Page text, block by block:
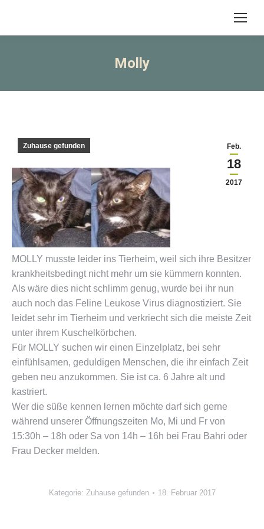
Molly
Feb.
18
2017
Zuhause gefunden
MOLLY musste leider ins Tierheim, weil sich ihre Besitzer
krankheitsbedingt nicht mehr um sie kümmern konnten.
Als wäre dies nicht schlimm genug, wurde bei ihr nun
auch noch das Feline Leukose Virus diagnostiziert. Sie
leidet sehr im Tierheim und verkriecht sich die meiste Zeit
unter ihrem Kuschelkörbchen.
Für MOLLY suchen wir einen Einzelplatz, bei sehr
einfühlsamen, geduldigen Menschen, die ihr einfach Zeit
geben neu anzukommen. Sie ist ca. 6 Jahre alt und
kastriert.
Wer die süße kennen lernen möchte darf sich gerne
während unserer Öffnungszeiten Mo, Mi und Fr von
15:30h – 18h oder Sa von 14h – 16h bei Frau Bahri oder
Frau Decker melden.
Kategorie: Zuhause gefunden 18. Februar 2017